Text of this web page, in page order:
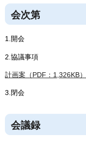
会次第
1.開会
2.協議事項
計画案（PDF：1,326KB）
3.閉会
会議録